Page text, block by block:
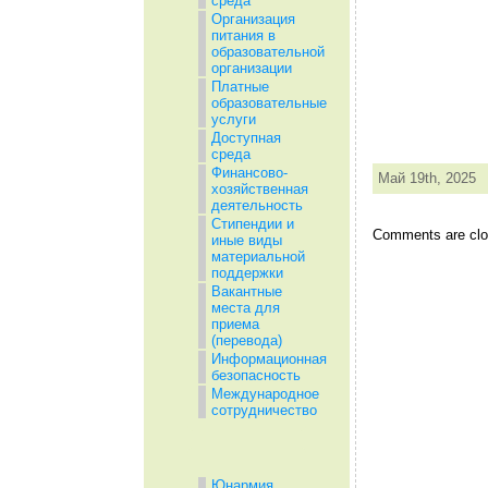
Организация
питания в
образовательной
организации
Платные
образовательные
услуги
Доступная
среда
Финансово-
хозяйственная
деятельность
Стипендии и
иные виды
материальной
поддержки
Вакантные
места для
приема
(перевода)
Информационная
безопасность
Международное
сотрудничество
Май 19th, 2025
Comments are